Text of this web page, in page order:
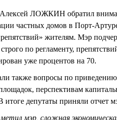
ЛОЖКИН обратил
частных домов в Порт-
жителям. Мэр
строго по регламенту,
уже процентов на 70.
также вопросы по
перспективам
итоге депутаты приняли отчет
мэр, сложная